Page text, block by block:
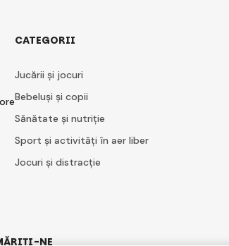
CATEGORII
Jucării și jocuri
Bebeluși și copii
Sănătate și nutriție
Sport și activități în aer liber
Jocuri și distracție
NE